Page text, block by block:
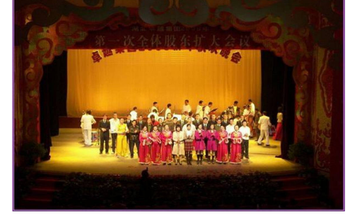
请输入搜索关键词